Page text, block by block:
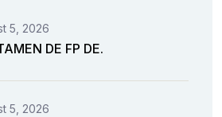
5, 2026
DE FP DE.
5, 2026